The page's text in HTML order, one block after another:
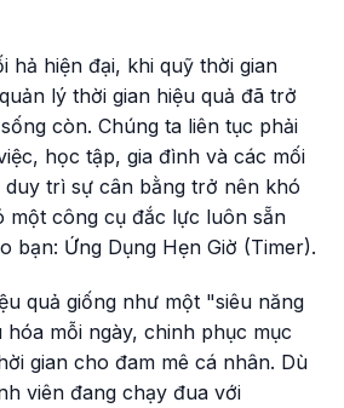
hả hiện đại, khi quỹ thời gian
lý thời gian hiệu quả đã trở
còn. Chúng ta liên tục phải
học tập, gia đình và các mối
duy trì sự cân bằng trở nên khó
một công cụ đắc lực luôn sẵn
bạn: Ứng Dụng Hẹn Giờ (Timer).
quả giống như một "siêu năng
mỗi ngày, chinh phục mục
gian cho đam mê cá nhân. Dù
viên đang chạy đua với